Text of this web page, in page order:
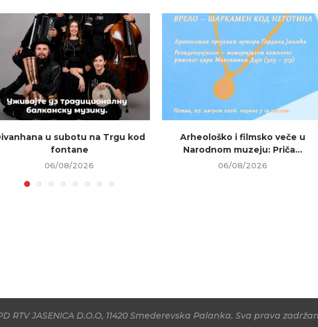
u subotu na Trgu kod
fontane
06/08/2026
Arheološko i filmsko veče u
Narodnom muzeju: Priča...
06/08/2026
RTV JASENICA D.O.O, 11420 Smederevska Palanka. Sva prava